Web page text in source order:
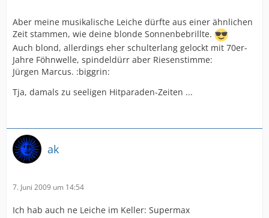
Aber meine musikalische Leiche dürfte aus einer ähnlichen
Zeit stammen, wie deine blonde Sonnenbebrillte.
Auch blond, allerdings eher schulterlang gelockt mit 70er-
Jahre Föhnwelle, spindeldürr aber Riesenstimme:
Jürgen Marcus. :biggrin:
Tja, damals zu seeligen Hitparaden-Zeiten ...
ak
7. Juni 2009 um 14:54
Ich hab auch ne Leiche im Keller: Supermax